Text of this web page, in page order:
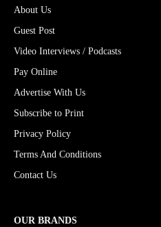
About Us
Guest Post
Video Interviews / Podcasts
Pay Online
Advertise With Us
Subscribe to Print
Privacy Policy
Terms And Conditions
Contact Us
OUR BRANDS